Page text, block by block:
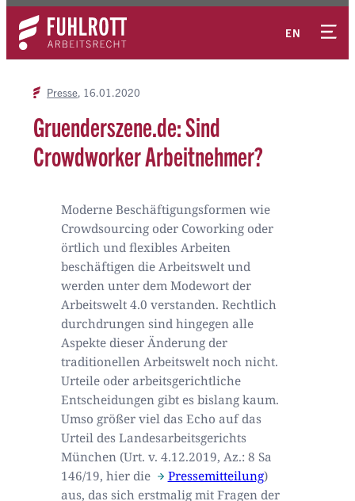
Zum
Inhalt
springen
EN
Kontakt
Presse 16.01.2020
Gruenderszene.de: Sind
Crowdworker Arbeitnehmer?
Moderne Beschäftigungsformen wie
Crowdsourcing oder Coworking oder
örtlich und flexibles Arbeiten
beschäftigen die Arbeitswelt und
werden unter dem Modewort der
Arbeitswelt 4.0 verstanden. Rechtlich
durchdrungen sind hingegen alle
Aspekte dieser Änderung der
traditionellen Arbeitswelt noch nicht.
Urteile oder arbeitsgerichtliche
Entscheidungen gibt es bislang kaum.
Umso größer viel das Echo auf das
Urteil des Landesarbeitsgerichts
München (Urt. v. 4.12.2019, Az.: 8 Sa
146/19, hier die
Pressemitteilung)
aus, das sich erstmalig mit Fragen der